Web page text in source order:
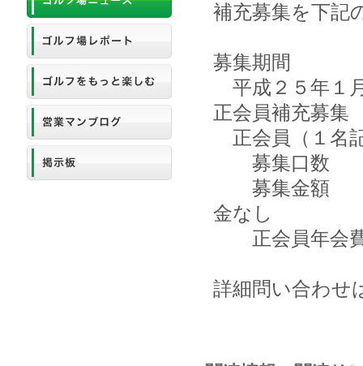
補充募集を下記
募集期間
平成２５年１
正会員補充募集
正会員（１
募集口
募集金額
金なし
正会員年
詳細問い合わせ